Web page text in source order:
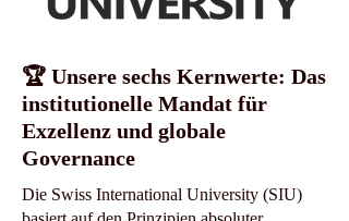
🏆 Unsere sechs Kernwerte: Das
institutionelle Mandat für
Exzellenz und globale
Governance
Die Swiss International University (SIU)